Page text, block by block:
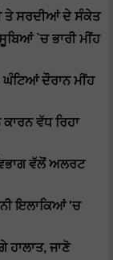
ਤੇ ਸਰਦੀਆਂ ਦੇ ਸੰਕੇਤ
`ਚ ਭਾਰੀ ਮੀਂਹ
ਘੰਟਿਆਂ ਦੌਰਾਨ ਮੀਂਹ
ਵੱਧ ਰਿਹਾ
ਵੱਲੋਂ ਅਲਰਟ
ਇਲਾਕਿਆਂ 'ਚ
ਜਾਣੋ